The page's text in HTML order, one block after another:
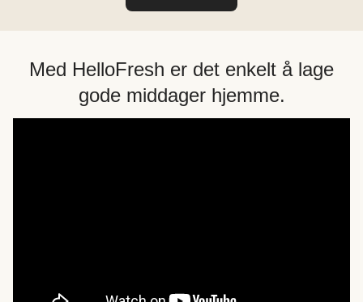
Med HelloFresh er det enkelt å lage
gode middager hjemme.